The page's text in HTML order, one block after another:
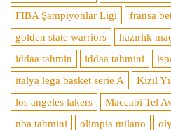
FIBA Şampiyonlar Ligi
fransa
golden state warriors
hazırlık
iddaa tahmin
iddaa tahmini
italya lega basket serie A
Kızıl
los angeles lakers
Maccabi Tel
nba tahmini
olimpia milano